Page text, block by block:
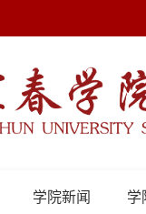
学院新闻 学